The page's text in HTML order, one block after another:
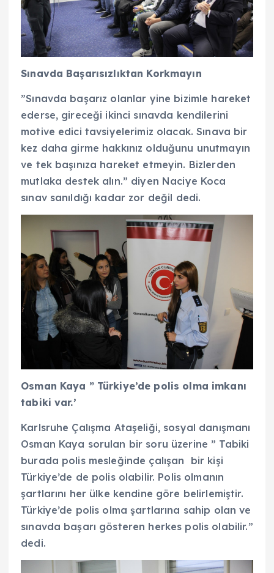
Sınavda Başarısızlıktan Korkmayın
”Sınavda başarız olanlar yine bizimle hareket
ederse, gireceği ikinci sınavda kendilerini
motive edici tavsiyelerimiz olacak. Sınava bir
kez daha girme hakkınız olduğunu unutmayın
ve tek başınıza hareket etmeyin. Bizlerden
mutlaka destek alın.” diyen Naciye Koca
sınav sanıldığı kadar zor değil dedi.
Osman Kaya ” Türkiye’de polis olma imkanı
tabiki var.’
Karlsruhe Çalışma Ataşeliği, sosyal danışmanı
Osman Kaya sorulan bir soru üzerine ” Tabiki
burada polis mesleğinde çalışan bir kişi
Türkiye’de de polis olabilir. Polis olmanın
şartlarını her ülke kendine göre belirlemiştir.
Türkiye’de polis olma şartlarına sahip olan ve
sınavda başarı gösteren herkes polis olabilir.”
dedi.